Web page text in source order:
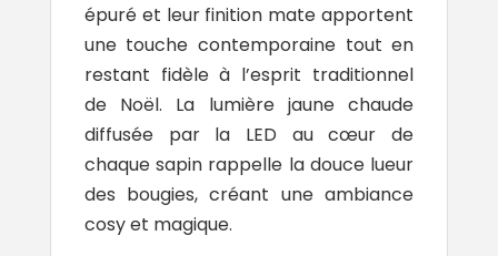
épuré et leur finition mate apportent
une touche contemporaine tout en
restant fidèle à l’esprit traditionnel
de Noël. La lumière jaune chaude
diffusée par la LED au cœur de
chaque sapin rappelle la douce lueur
des bougies, créant une ambiance
cosy et magique.